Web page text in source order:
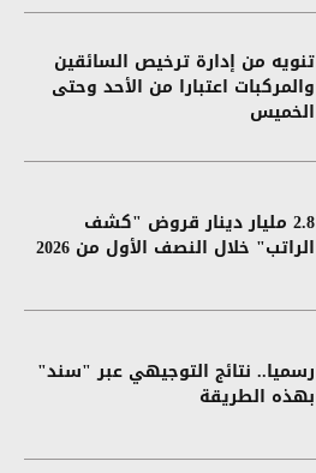
تنويه من إدارة ترخيص السائقين
والمركبات اعتبارا من الأحد وحتى
الخميس
2.8 مليار دينار قروض "كشف
الراتب" خلال النصف الأول من 2026
رسميا.. نتائج التوجيهي عبر "سند"
بهذه الطريقة